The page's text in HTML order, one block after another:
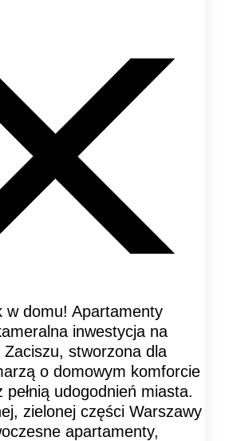
w domu! Apartamenty
inwestycja na
stworzona dla
o domowym komforcie
pełnią udogodnień miasta.
zielonej części Warszawy
apartamenty,